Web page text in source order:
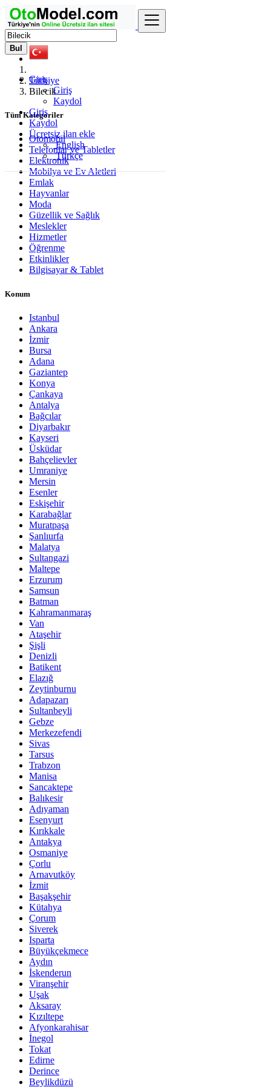
Giriş
Giriş
Kaydol
Giriş
Kaydol
Ücretsiz ilan ekle
English
Türkçe
Bul
Türkiye
Bilecik
Tüm Kategoriler
Otomobil
Telefonlar ve Tabletler
Elektronik
Mobilya ve Ev Aletleri
Emlak
Hayvanlar
Moda
Güzellik ve Sağlık
Meslekler
Hizmetler
Öğrenme
Etkinlikler
Bilgisayar & Tablet
Konum
Istanbul
Ankara
İzmir
Bursa
Adana
Gaziantep
Konya
Çankaya
Antalya
Bağcılar
Diyarbakır
Kayseri
Üsküdar
Bahçelievler
Umraniye
Mersin
Esenler
Eskişehir
Karabağlar
Muratpaşa
Şanlıurfa
Malatya
Sultangazi
Maltepe
Erzurum
Samsun
Batman
Kahramanmaraş
Van
Ataşehir
Şişli
Denizli
Batikent
Elazığ
Zeytinburnu
Adapazarı
Sultanbeyli
Gebze
Merkezefendi
Sivas
Tarsus
Trabzon
Manisa
Sancaktepe
Balıkesir
Adıyaman
Esenyurt
Kırıkkale
Antakya
Osmaniye
Çorlu
Arnavutköy
İzmit
Başakşehir
Kütahya
Çorum
Siverek
Isparta
Büyükçekmece
Aydın
İskenderun
Viranşehir
Uşak
Aksaray
Kızıltepe
Afyonkarahisar
İnegol
Tokat
Edirne
Derince
Beylikdüzü